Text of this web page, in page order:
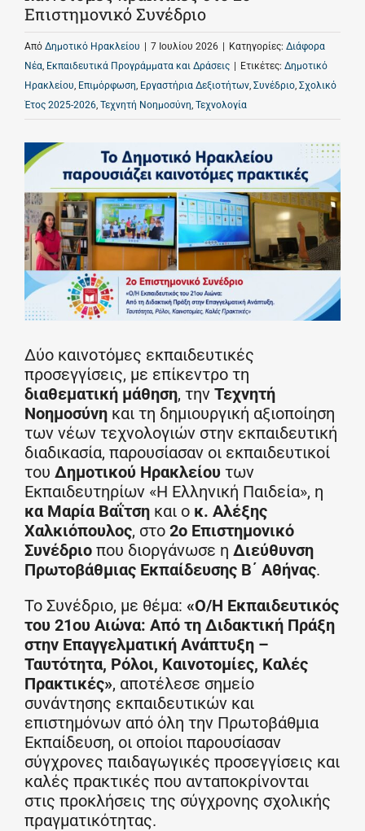
Επιστημονικό Συνέδριο
Από Δημοτικό Ηρακλείου 7 Ιουλίου 2026 Κατηγορίες: Διάφορα
Νέα, Εκπαιδευτικά Προγράμματα και Δράσεις Ετικέτες: Δημοτικό
Ηρακλείου, Επιμόρφωση, Εργαστήρια Δεξιοτήτων, Συνέδριο, Σχολικό
Έτος 2025-2026, Τεχνητή Νοημοσύνη, Τεχνολογία
Δύο καινοτόμες εκπαιδευτικές
προσεγγίσεις, με επίκεντρο τη
διαθεματική μάθηση, την Τεχνητή
Νοημοσύνηκαι τη δημιουργική αξιοποίηση
των νέων τεχνολογιών στην εκπαιδευτική
διαδικασία, παρουσίασαν οι εκπαιδευτικοί
του Δημοτικού Ηρακλείουτων
Εκπαιδευτηρίων «Η Ελληνική Παιδεία», η
κα Μαρία Βαΐτσηκαι ο κ. Αλέξης
Χαλκιόπουλος, στο 2ο Επιστημονικό
Συνέδριοπου διοργάνωσε η Διεύθυνση
Πρωτοβάθμιας Εκπαίδευσης Β΄ Αθήνας.
Το Συνέδριο, με θέμα: «Ο/Η Εκπαιδευτικός
του 21ου Αιώνα: Από τη Διδακτική Πράξη
στην Επαγγελματική Ανάπτυξη –
Ταυτότητα, Ρόλοι, Καινοτομίες, Καλές
Πρακτικές», αποτέλεσε σημείο
συνάντησης εκπαιδευτικών και
επιστημόνων από όλη την Πρωτοβάθμια
Εκπαίδευση, οι οποίοι παρουσίασαν
σύγχρονες παιδαγωγικές προσεγγίσεις και
καλές πρακτικές που ανταποκρίνονται
στις προκλήσεις της σύγχρονης σχολικής
πραγματικότητας.